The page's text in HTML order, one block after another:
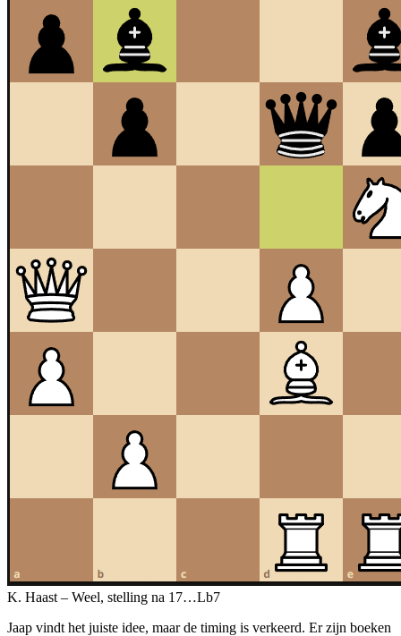
K. Haast – Weel, stelling na 17…Lb7
Jaap vindt het juiste idee, maar de timing is verkeerd. Er zijn boeken